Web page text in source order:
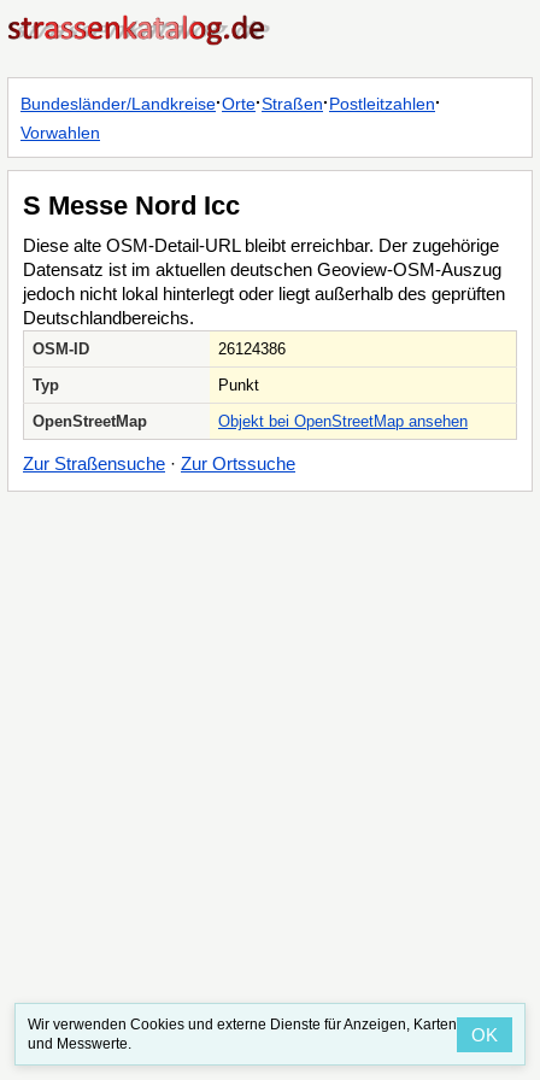
Bundesländer/Landkreise·Orte·Straßen·Postleitzahlen·
Vorwahlen
S Messe Nord Icc
Diese alte OSM-Detail-URL bleibt erreichbar. Der zugehörige
Datensatz ist im aktuellen deutschen Geoview-OSM-Auszug
jedoch nicht lokal hinterlegt oder liegt außerhalb des geprüften
Deutschlandbereichs.
OSM-ID
26124386
Typ
Punkt
OpenStreetMap
Objekt bei OpenStreetMap ansehen
Zur Straßensuche · Zur Ortssuche
Wir verwenden Cookies und externe Dienste für Anzeigen, Karten
und Messwerte.
OK